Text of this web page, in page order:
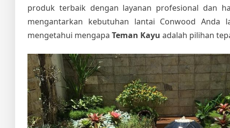
produk terbaik dengan layanan profesional dan
mengantarkan kebutuhan lantai Conwood
mengetahui mengapa Teman Kayu adalah pilihan